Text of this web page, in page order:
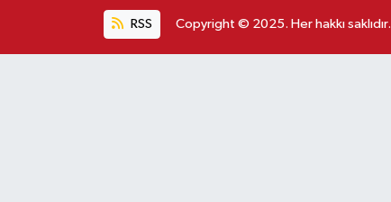
RSS Copyright © 2025. Her hakkı saklıdır.